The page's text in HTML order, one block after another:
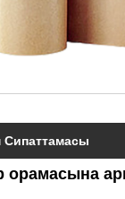
Сипаттамасы
орамасына